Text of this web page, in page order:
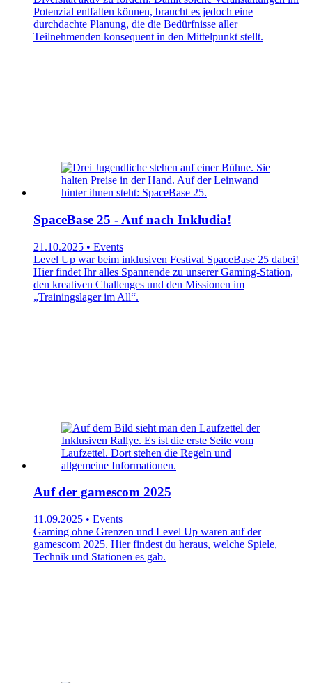
Potenzial entfalten können, braucht es jedoch eine
durchdachte Planung, die die Bedürfnisse aller
Teilnehmenden konsequent in den Mittelpunkt stellt.
SpaceBase 25 - Auf nach Inkludia!
21.10.2025 • Events
Level Up war beim inklusiven Festival SpaceBase 25 dabei!
Hier findet Ihr alles Spannende zu unserer Gaming-Station,
den kreativen Challenges und den Missionen im
„Trainingslager im All“.
Auf der gamescom 2025
11.09.2025 • Events
Gaming ohne Grenzen und Level Up waren auf der
gamescom 2025. Hier findest du heraus, welche Spiele,
Technik und Stationen es gab.